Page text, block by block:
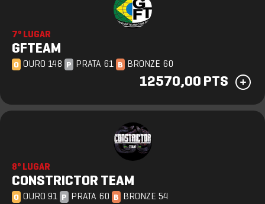
7º LUGAR
GFTEAM
O OURO 148 P PRATA 61 B BRONZE 60
12570,00 PTS
8º LUGAR
CONSTRICTOR TEAM
O OURO 91 P PRATA 60 B BRONZE 54